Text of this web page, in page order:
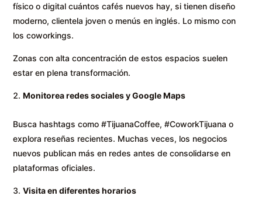
físico o digital cuántos cafés nuevos hay, si tienen diseño
moderno, clientela joven o menús en inglés. Lo mismo con
los coworkings.
Zonas con alta concentración de estos espacios suelen
estar en plena transformación.
Monitorea redes sociales y Google Maps
Busca hashtags como #TijuanaCoffee, #CoworkTijuana o
explora reseñas recientes. Muchas veces, los negocios
nuevos publican más en redes antes de consolidarse en
plataformas oficiales.
Visita en diferentes horarios